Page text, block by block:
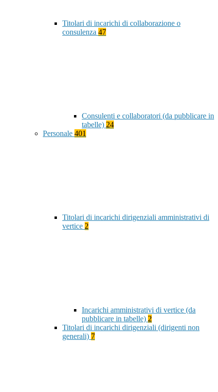
Titolari di incarichi di collaborazione o
consulenza 47
Consulenti e collaboratori (da pubblicare in
tabelle) 24
Personale 401
Titolari di incarichi dirigenziali amministrativi di
vertice 2
Incarichi amministrativi di vertice (da
pubblicare in tabelle) 2
Titolari di incarichi dirigenziali (dirigenti non
generali) 7